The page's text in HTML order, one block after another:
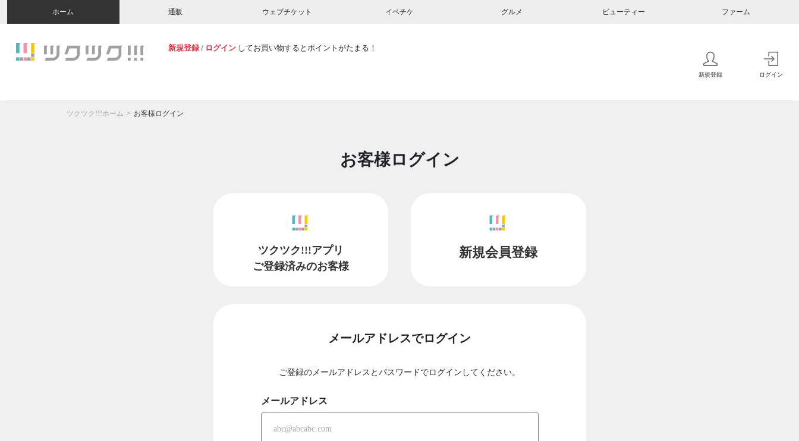
ホーム 通販 ウェブチケット イベチケ グルメ ビューティー ファーム
新規登録 / ログイン してお買い物するとポイントがたまる！
新規登録 ログイン
ツクツク!!!ホーム お客様ログイン
お客様ログイン
ツクツク!!!アプリ
ご登録済みのお客様
新規会員登録
メールアドレスでログイン
ご登録のメールアドレスとパスワードでログインしてください。
メールアドレス